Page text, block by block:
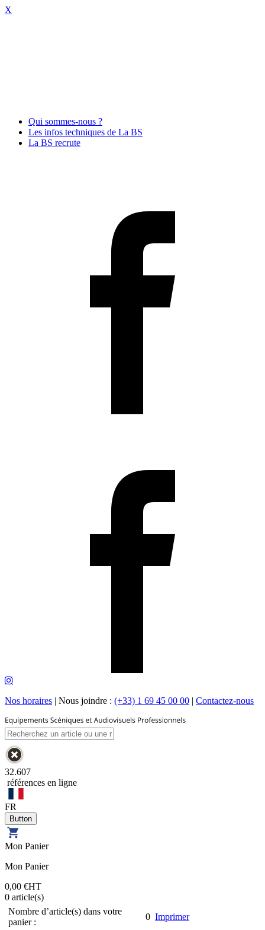
X
Qui sommes-nous ?
Les infos techniques de La BS
La BS recrute
Nos horaires | Nous joindre : (+33) 1 69 45 00 00 | Contactez-nous
32.607
références en ligne
FR
Mon Panier
Mon Panier
0,00 €HT
0 article(s)
Nombre d’article(s) dans votre
panier :
0 Imprimer